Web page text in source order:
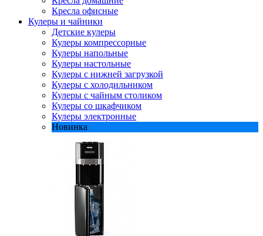
Кресла офисные
Кулеры и чайники
Детские кулеры
Кулеры компрессорные
Кулеры напольные
Кулеры настольные
Кулеры с нижней загрузкой
Кулеры с холодильником
Кулеры с чайным столиком
Кулеры со шкафчиком
Кулеры электронные
Новинка